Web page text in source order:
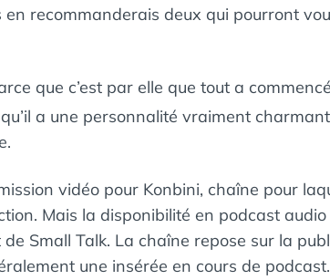
en recommanderais deux qui pourront
que c’est par elle que tout a
a une personnalité vraiment
vidéo pour Konbini, chaîne pour
Mais la disponibilité en podcast audio
Small Talk. La chaîne repose sur la
une insérée en cours de